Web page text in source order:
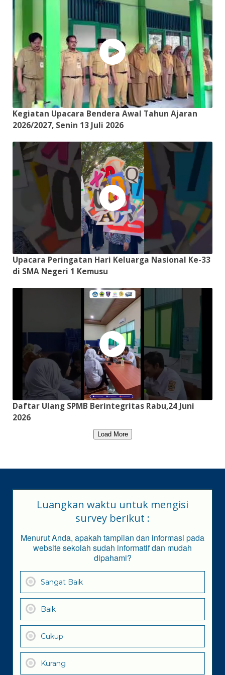
Kegiatan Upacara Bendera Awal Tahun Ajaran
2026/2027, Senin 13 Juli 2026
Upacara Peringatan Hari Keluarga Nasional Ke-33
di SMA Negeri 1 Kemusu
Daftar Ulang SPMB Berintegritas Rabu,24 Juni
2026
Load More
Luangkan waktu untuk mengisi
survey berikut :
Menurut Anda, apakah tampilan dan informasi pada
website sekolah sudah informatif dan mudah
dipahami?
Sangat Baik
Baik
Cukup
Kurang